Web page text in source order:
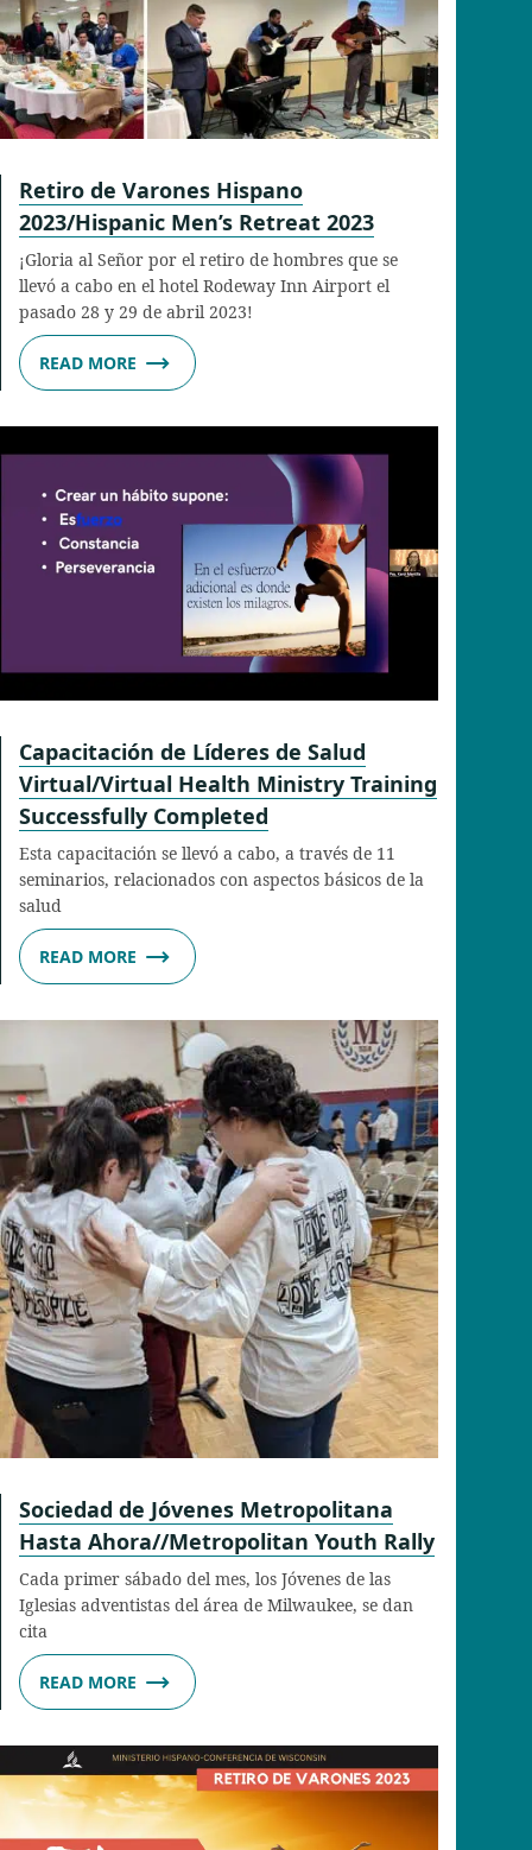
Retiro de Varones Hispano
2023/Hispanic Men’s Retreat 2023
¡Gloria al Señor por el retiro de hombres que se
llevó a cabo en el hotel Rodeway Inn Airport el
pasado 28 y 29 de abril 2023!
READ MORE
Capacitación de Líderes de Salud
Virtual/Virtual Health Ministry Training
Successfully Completed
Esta capacitación se llevó a cabo, a través de 11
seminarios, relacionados con aspectos básicos de la
salud
READ MORE
Sociedad de Jóvenes Metropolitana
Hasta Ahora//Metropolitan Youth Rally
Cada primer sábado del mes, los Jóvenes de las
Iglesias adventistas del área de Milwaukee, se dan
cita
READ MORE